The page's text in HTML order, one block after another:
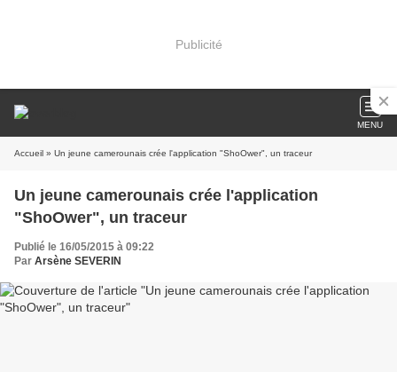
Publicité
MENU
Accueil » Un jeune camerounais crée l'application "ShoOwer", un traceur
Un jeune camerounais crée l'application
"ShoOwer", un traceur
Publié le 16/05/2015 à 09:22
Par Arsène SEVERIN